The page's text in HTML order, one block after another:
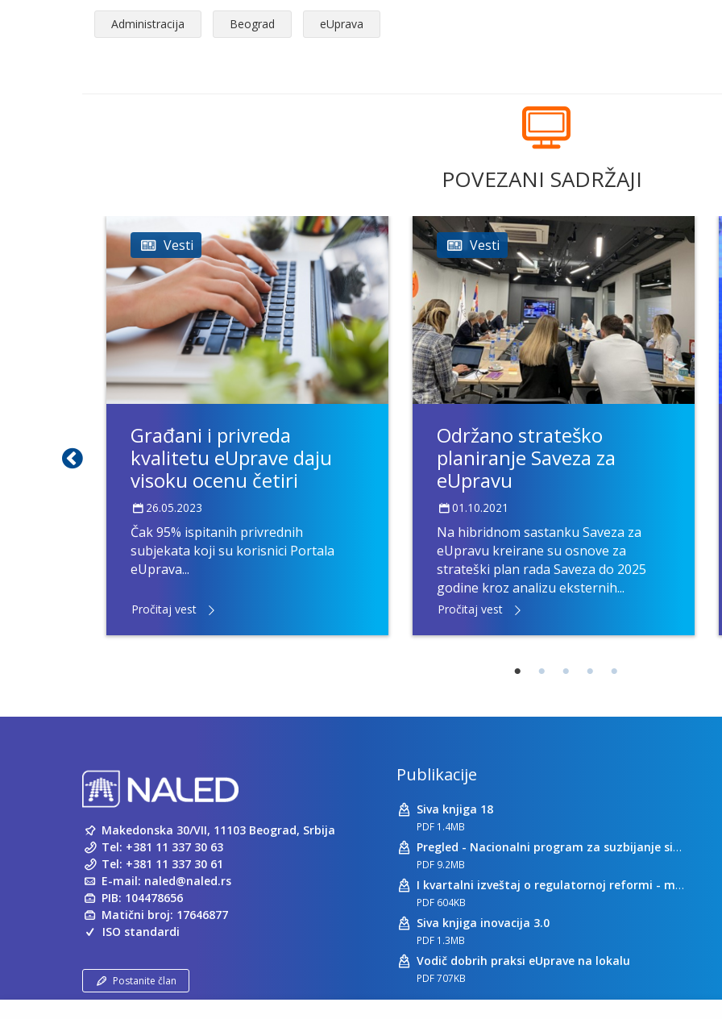
Administracija Beograd eUprava
POVEZANI SADRŽAJI
Vesti
Građani i privreda
kvalitetu eUprave daju
visoku ocenu četiri
26.05.2023
Čak 95% ispitanih privrednih
subjekata koji su korisnici Portala
eUprava...
Pročitaj vest
Vesti
Održano strateško
planiranje Saveza za
eUpravu
01.10.2021
Na hibridnom sastanku Saveza za
eUpravu kreirane su osnove za
strateški plan rada Saveza do 2025
godine kroz analizu eksternih...
Pročitaj vest
Makedonska 30/VII, 11103 Beograd, Srbija
Tel: +381 11 337 30 63
Tel: +381 11 337 30 61
E-mail: naled@naled.rs
PIB: 104478656
Matični broj: 17646877
ISO standardi
Postanite član
Publikacije
Siva knjiga 18
PDF 1.4MB
Pregled - Nacionalni program za suzbijanje sive ekonomije
PDF 9.2MB
I kvartalni izveštaj o regulatornoj reformi - maj 2023
PDF 604KB
Siva knjiga inovacija 3.0
PDF 1.3MB
Vodič dobrih praksi eUprave na lokalu
PDF 707KB